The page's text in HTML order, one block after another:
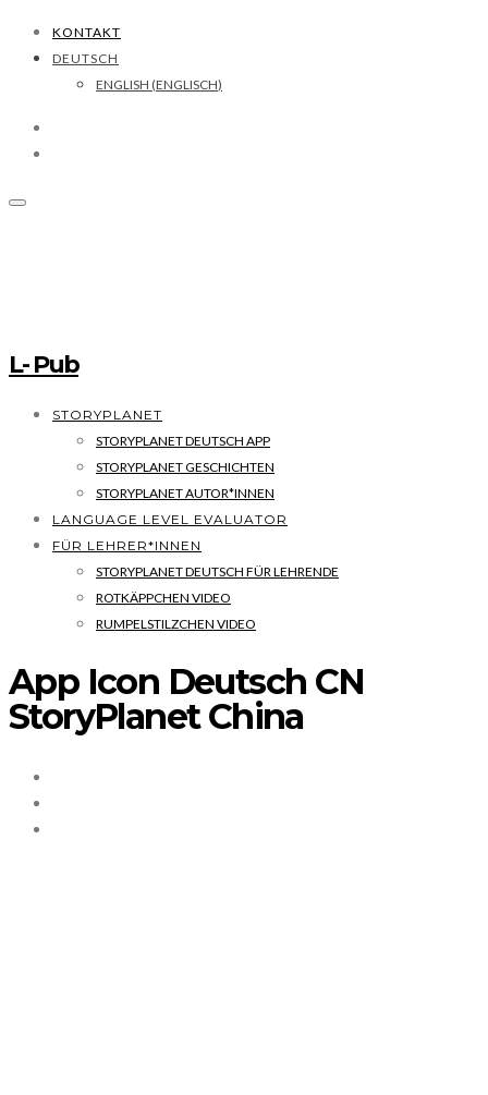
KONTAKT
DEUTSCH
ENGLISH (ENGLISCH)
L- Pub
STORYPLANET
STORYPLANET DEUTSCH APP
STORYPLANET GESCHICHTEN
STORYPLANET AUTOR*INNEN
LANGUAGE LEVEL EVALUATOR
FÜR LEHRER*INNEN
STORYPLANET DEUTSCH FÜR LEHRENDE
ROTKÄPPCHEN VIDEO
RUMPELSTILZCHEN VIDEO
App Icon Deutsch CN
StoryPlanet China